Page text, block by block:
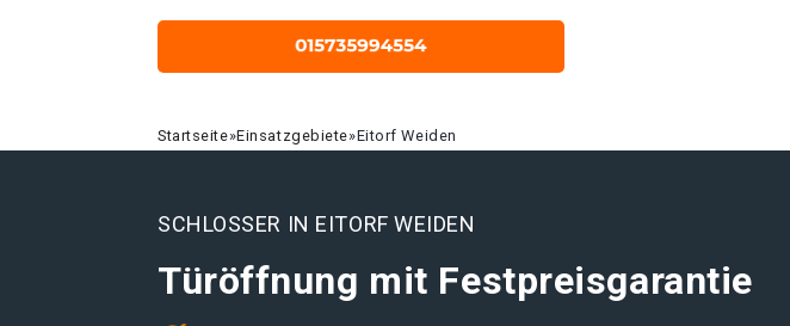
Startseite»Einsatzgebiete»Eitorf Weiden
SCHLOSSER IN EITORF WEIDEN
Türöffnung mit Festpreisgarantie